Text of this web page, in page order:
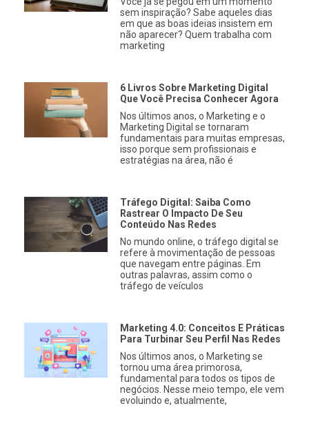
sem inspiração? Sabe aqueles dias
em que as boas ideias insistem em
não aparecer? Quem trabalha com
marketing
6 Livros Sobre Marketing Digital
Que Você Precisa Conhecer Agora
Nos últimos anos, o Marketing e o
Marketing Digital se tornaram
fundamentais para muitas empresas,
isso porque sem profissionais e
estratégias na área, não é
Tráfego Digital: Saiba Como
Rastrear O Impacto De Seu
Conteúdo Nas Redes
No mundo online, o tráfego digital se
refere à movimentação de pessoas
que navegam entre páginas. Em
outras palavras, assim como o
tráfego de veículos
Marketing 4.0: Conceitos E Práticas
Para Turbinar Seu Perfil Nas Redes
Nos últimos anos, o Marketing se
tornou uma área primorosa,
fundamental para todos os tipos de
negócios. Nesse meio tempo, ele vem
evoluindo e, atualmente,